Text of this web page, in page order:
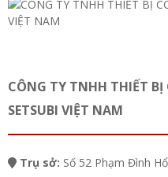
CÔNG TY TNHH THIẾT
SETSUBI VIỆT NAM
Trụ sở: Số 52 Phạm Đình